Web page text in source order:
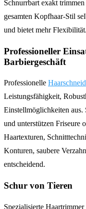
Schnurrbart exakt
gesamten Kopfhaar-Stil
und bietet mehr Flexibilität.
Professioneller
Barbiergeschäft
Professionelle
Leistungsfähigkeit,
Einstellmöglichkeiten aus.
und unterstützen Friseure
Haartexturen,
Konturen, saubere
entscheidend.
Schur von Tieren
Spezialisierte